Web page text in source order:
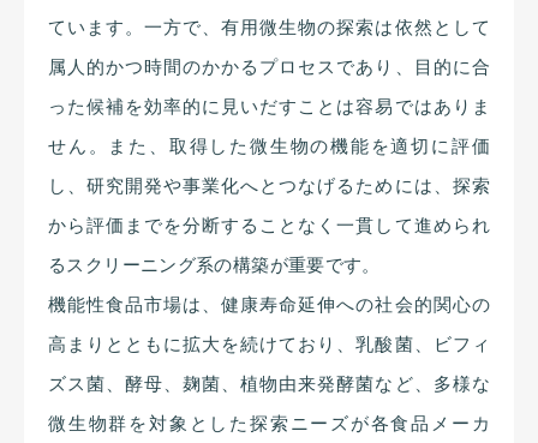
ています。一方で、有用微生物の探索は依然として
属人的かつ時間のかかるプロセスであり、目的に合
った候補を効率的に見いだすことは容易ではありま
せん。また、取得した微生物の機能を適切に評価
し、研究開発や事業化へとつなげるためには、探索
から評価までを分断することなく一貫して進められ
るスクリーニング系の構築が重要です。
機能性食品市場は、健康寿命延伸への社会的関心の
高まりとともに拡大を続けており、乳酸菌、ビフィ
ズス菌、酵母、麹菌、植物由来発酵菌など、多様な
微生物群を対象とした探索ニーズが各食品メーカ